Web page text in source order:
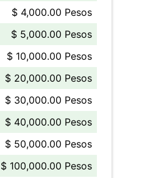
$ 4,000.00 Pesos
$ 5,000.00 Pesos
$ 10,000.00 Pesos
$ 20,000.00 Pesos
$ 30,000.00 Pesos
$ 40,000.00 Pesos
$ 50,000.00 Pesos
$ 100,000.00 Pesos